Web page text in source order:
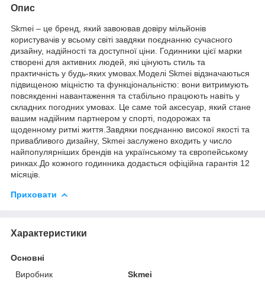
Опис
Skmei – це бренд, який завоював довіру мільйонів
користувачів у всьому світі завдяки поєднанню сучасного
дизайну, надійності та доступної ціни. Годинники цієї марки
створені для активних людей, які цінують стиль та
практичність у будь-яких умовах.Моделі Skmei відзначаються
підвищеною міцністю та функціональністю: вони витримують
повсякденні навантаження та стабільно працюють навіть у
складних погодних умовах. Це саме той аксесуар, який стане
вашим надійним партнером у спорті, подорожах та
щоденному ритмі життя.Завдяки поєднанню високої якості та
привабливого дизайну, Skmei заслужено входить у число
найпопулярніших брендів на українському та європейському
ринках.До кожного годинника додається офіційна гарантія 12
місяців.
Приховати
Характеристики
Основні
Виробник
Skmei